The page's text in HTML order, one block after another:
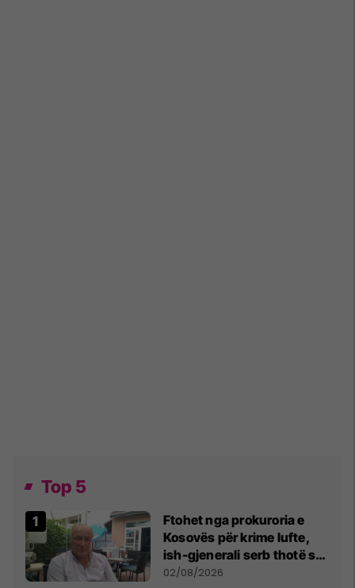
Top 5
Ftohet nga prokuroria e
Kosovës për krime lufte,
ish-gjenerali serb thotë se
dikush e tradhtoi në
02/08/2026